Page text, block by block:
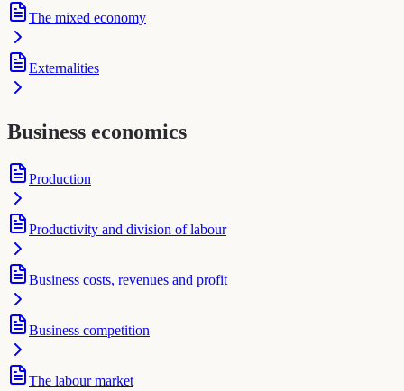
The mixed economy
Externalities
Business economics
Production
Productivity and division of labour
Business costs, revenues and profit
Business competition
The labour market